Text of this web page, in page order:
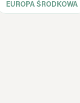
EUROPA ŚRODKOWA